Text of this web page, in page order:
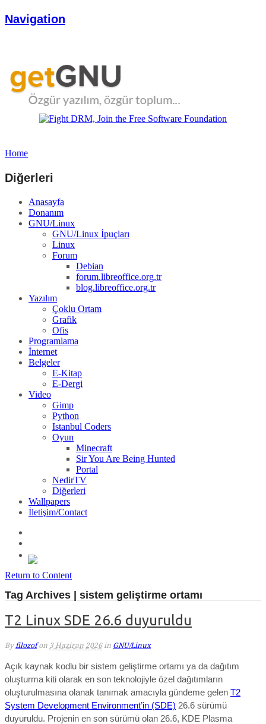
Navigation
Home
Diğerleri
Anasayfa
Donanım
GNU/Linux
GNU/Linux İpuçları
Linux
Forum
Debian
forum.libreoffice.org.tr
blog.libreoffice.org.tr
Yazılım
Çoklu Ortam
Grafik
Ofis
Programlama
İnternet
Belgeler
E-Kitap
E-Dergi
Video
Gimp
Python
Istanbul Coders
Oyun
Minecraft
Sir You Are Being Hunted
Portal
NedirTV
Diğerleri
Wallpapers
İletişim/Contact
Return to Content
Tag Archives | sistem geliştirme ortamı
T2 Linux SDE 26.6 duyuruldu
By filozof on 3 Haziran 2026 in GNU/Linux
Açık kaynak kodlu bir sistem geliştirme ortamı ya da dağıtım
oluşturma kiti olarak en son teknolojiyle özel dağıtımların
oluşturulmasına olanak tanımak amacıyla gündeme gelen T2
System Development Environment’in (SDE) 26.6 sürümü
duyuruldu. Projenin en son sürümü olan 26.6, KDE Plasma